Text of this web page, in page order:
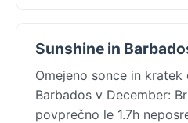
Sunshine in
Omejeno sonce in kratek
Barbados v December:
povprečno le 1.7h